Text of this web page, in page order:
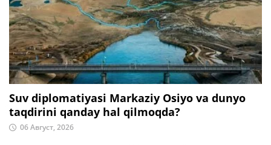
Suv diplomatiyasi Markaziy Osiyo va dunyo
taqdirini qanday hal qilmoqda?
06 Август, 2026